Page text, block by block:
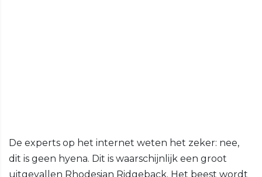
De experts op het internet weten het zeker: nee,
dit is geen hyena. Dit is waarschijnlijk een groot
uitgevallen Rhodesian Ridgeback. Het beest wordt